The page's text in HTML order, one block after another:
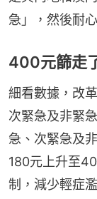
急」，然後耐
400元篩走
細看數據，改
次緊急及非緊
急、次緊急及
180元上升至
制，減少輕症